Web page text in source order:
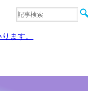
音楽
ます。